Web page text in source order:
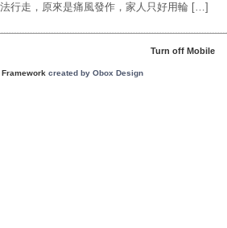
行走，原來是痛風發作，家人只好用輪 […]
Turn off Mobile
created by Obox Design